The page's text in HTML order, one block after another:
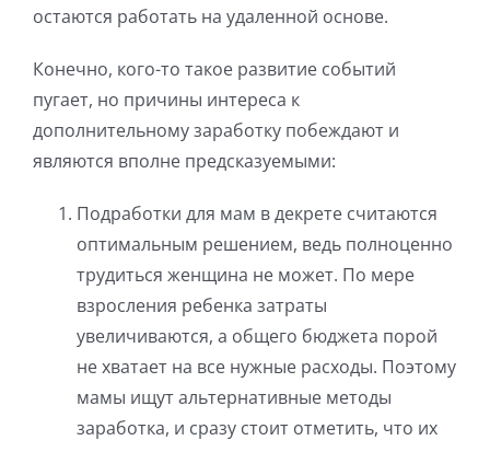
остаются работать на удаленной основе.
Конечно, кого-то такое развитие событий
пугает, но причины интереса к
дополнительному заработку побеждают и
являются вполне предсказуемыми:
Подработки для мам в декрете считаются
оптимальным решением, ведь полноценно
трудиться женщина не может. По мере
взросления ребенка затраты
увеличиваются, а общего бюджета порой
не хватает на все нужные расходы. Поэтому
мамы ищут альтернативные методы
заработка, и сразу стоит отметить, что их